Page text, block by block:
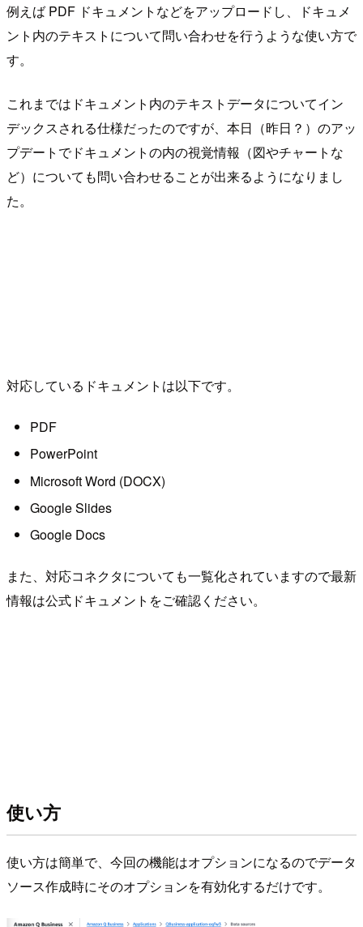
例えば PDF ドキュメントなどをアップロードし、ドキュメ
ント内のテキストについて問い合わせを行うような使い方で
す。
これまではドキュメント内のテキストデータについてイン
デックスされる仕様だったのですが、本日（昨日？）のアッ
プデートでドキュメントの内の視覚情報（図やチャートな
ど）についても問い合わせることが出来るようになりまし
た。
対応しているドキュメントは以下です。
PDF
PowerPoint
Microsoft Word (DOCX)
Google Slides
Google Docs
また、対応コネクタについても一覧化されていますので最新
情報は公式ドキュメントをご確認ください。
使い方
使い方は簡単で、今回の機能はオプションになるのでデータ
ソース作成時にそのオプションを有効化するだけです。